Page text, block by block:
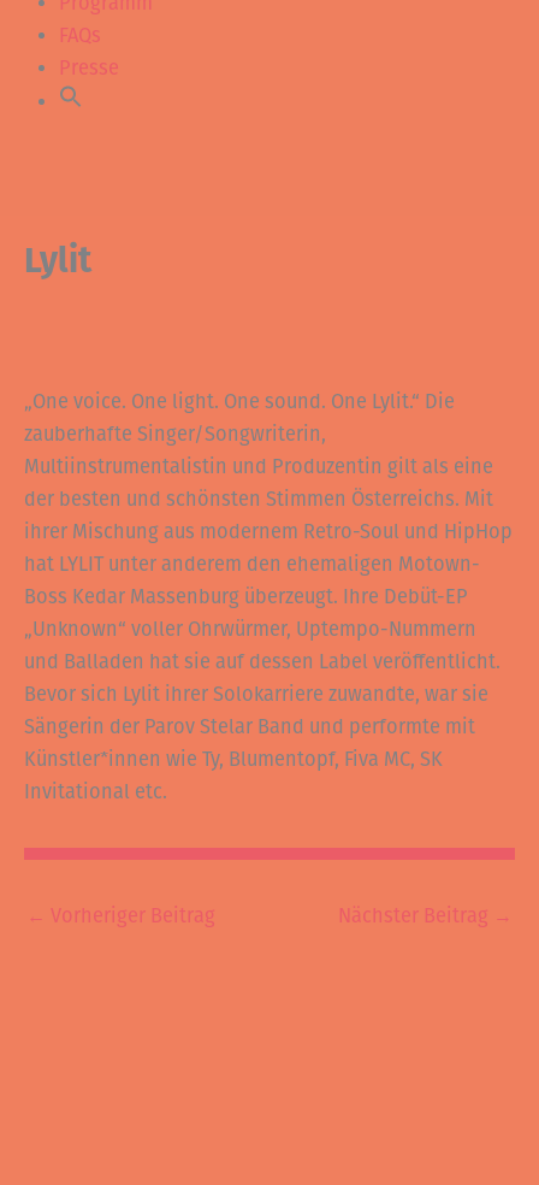
FAQs
Presse
Lylit
„One voice. One light. One sound. One Lylit.“ Die
zauberhafte Singer/Songwriterin,
Multiinstrumentalistin und Produzentin gilt als eine
der besten und schönsten Stimmen Österreichs. Mit
ihrer Mischung aus modernem Retro-Soul und HipHop
hat LYLIT unter anderem den ehemaligen Motown-
Boss Kedar Massenburg überzeugt. Ihre Debüt-EP
„Unknown“ voller Ohrwürmer, Uptempo-Nummern
und Balladen hat sie auf dessen Label veröffentlicht.
Bevor sich Lylit ihrer Solokarriere zuwandte, war sie
Sängerin der Parov Stelar Band und performte mit
Künstler*innen wie Ty, Blumentopf, Fiva MC, SK
Invitational etc.
← Vorheriger Beitrag Nächster Beitrag →